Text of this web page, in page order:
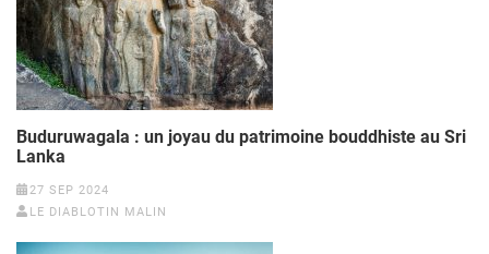
Buduruwagala : un joyau du patrimoine bouddhiste au Sri
Lanka
27 SEP 2024
LE DIABLOTIN MALIN